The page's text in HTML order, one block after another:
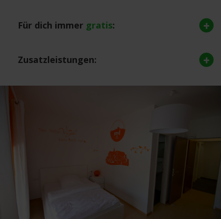
Für dich immer gratis:
Zusatzleistungen: